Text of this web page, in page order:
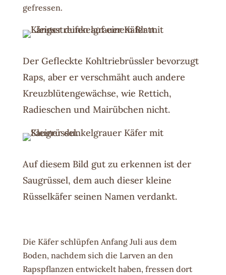
gefressen.
Der Gefleckte Kohltriebrüssler bevorzugt
Raps, aber er verschmäht auch andere
Kreuzblütengewächse, wie Rettich,
Radieschen und Mairübchen nicht.
Auf diesem Bild gut zu erkennen ist der
Saugrüssel, dem auch dieser kleine
Rüsselkäfer seinen Namen verdankt.
Die Käfer schlüpfen Anfang Juli aus dem
Boden, nachdem sich die Larven an den
Rapspflanzen entwickelt haben, fressen dort